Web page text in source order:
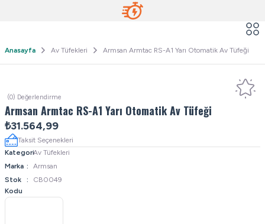
Anasayfa Av Tüfekleri Armsan Armtac RS-A1 Yarı Otomatik Av Tüfeği
(0) Değerlendirme
Armsan Armtac RS-A1 Yarı Otomatik Av Tüfeği
₺31.564,99
Taksit Seçenekleri
KategoriAv Tüfekleri
Marka
Armsan
Stok
Kodu
CB0049